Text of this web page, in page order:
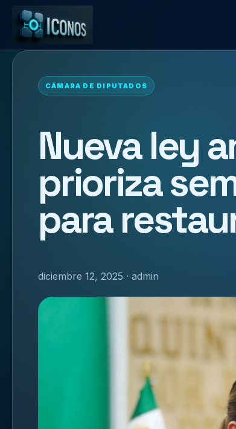
CÁMARA DE DIPUTADOS
Nueva ley
prioriza
para
diciembre 12, 2025 · admin